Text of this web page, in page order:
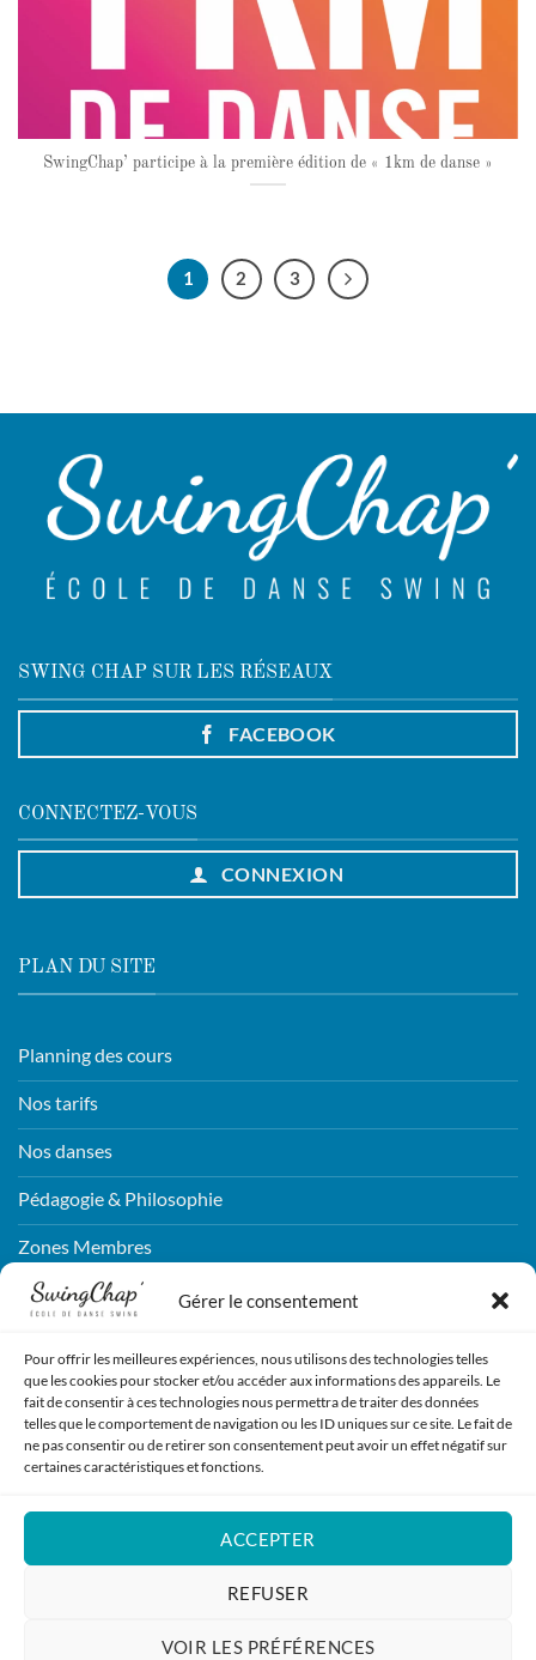
Gérer le consentement
Pour offrir les meilleures expériences, nous utilisons des technologies telles
que les cookies pour stocker et/ou accéder aux informations des appareils. Le
fait de consentir à ces technologies nous permettra de traiter des données
telles que le comportement de navigation ou les ID uniques sur ce site. Le fait de
ne pas consentir ou de retirer son consentement peut avoir un effet négatif sur
certaines caractéristiques et fonctions.
ACCEPTER
REFUSER
VOIR LES PRÉFÉRENCES
SwingChap’ participe à la première édition de « 1km de danse »
1 2 3
SWING CHAP SUR LES RÉSEAUX
FACEBOOK
CONNECTEZ-VOUS
CONNEXION
PLAN DU SITE
Planning des cours
Nos tarifs
Nos danses
Pédagogie & Philosophie
Zones Membres
Connexion
CONTACTEZ-NOUS !
ENVOYEZ NOUS UN MESSAGE !
REJOIGNEZ-NOUS !
S'INSCRIRE